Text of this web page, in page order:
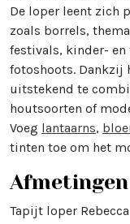
De loper leent zich
zoals borrels,
festivals, kinder- en
fotoshoots. Dankzij
uitstekend te
houtsoorten of
Voeg lantaarns,
tinten toe om het
Afmetingen
Tapijt loper